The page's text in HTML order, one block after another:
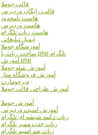
قالب جوملا
قالب رایگان وردپرس
هاست نامحدود
هاست وردپرس
هاست ربات تلگرام
ایمیل تبلیغاتی
آموزشگاه جوملا
ساخت ربات با php تلگرام
آموزش php
آموزش سئو جوملا
آموزش فروشگاه ساز
ویرچومارت
آموزش طراحی قالب جوملا
آموزش جوملا
آموزش امنیت وردپرس
ربات دکمه شیشه ای تلگرام
ربات جذب ممبر تلگرام
ربات ضد اسپم تلگرام